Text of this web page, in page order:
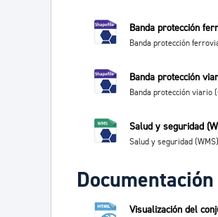
Banda protección
Banda protección
Banda protección
Banda protección viario
Salud y seguridad
Salud y seguridad (WMS)
Visualización del